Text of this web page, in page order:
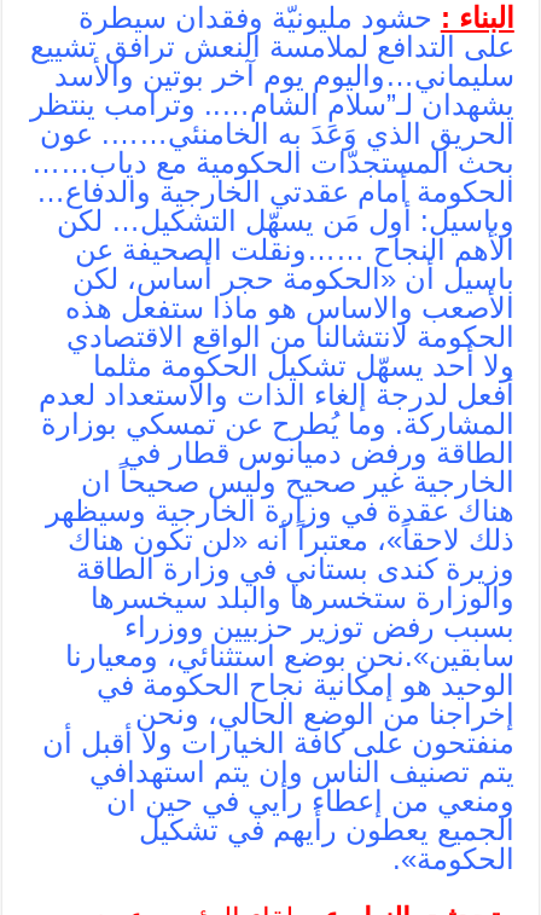
البناء : حشود مليونيّة وفقدان سيطرة
على التدافع لملامسة النعش ترافق تشييع
سليماني…واليوم يوم آخر بوتين والأسد
يشهدان لـ”سلام الشام….. وترامب ينتظر
الحريق الذي وَعَدَ به الخامنئي……. عون
بحث المستجدّات الحكومية مع دياب……
الحكومة أمام عقدتي الخارجية والدفاع…
وباسيل: أول مَن يسهّل التشكيل… لكن
الأهم النجاح ……ونقلت الصحيفة عن
باسيل أن «الحكومة حجر أساس، لكن
الأصعب والاساس هو ماذا ستفعل هذه
الحكومة لانتشالنا من الواقع الاقتصادي
ولا أحد يسهّل تشكيل الحكومة مثلما
أفعل لدرجة إلغاء الذات والاستعداد لعدم
المشاركة. وما يُطرح عن تمسكي بوزارة
الطاقة ورفض دميانوس قطار في
الخارجية غير صحيح وليس صحيحاً ان
هناك عقدة في وزارة الخارجية وسيظهر
ذلك لاحقاً»، معتبراً أنه «لن تكون هناك
وزيرة كندى بستاني في وزارة الطاقة
والوزارة ستخسرها والبلد سيخسرها
بسبب رفض توزير حزبيين ووزراء
سابقين».نحن بوضع استثنائي، ومعيارنا
الوحيد هو إمكانية نجاح الحكومة في
إخراجنا من الوضع الحالي، ونحن
منفتحون على كافة الخيارات ولا أقبل أن
يتم تصنيف الناس وان يتم استهدافي
ومنعي من إعطاء رأيي في حين ان
الجميع يعطون رأيهم في تشكيل
الحكومة».